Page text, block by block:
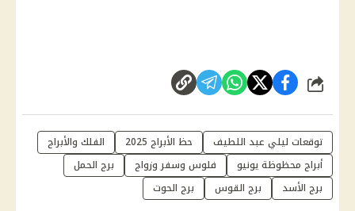
شارك
توقعات ليلي عبد اللطيف حظ الأبراج 2025
الفلك والأبراج
أبراج محظوظة يونيو
فلوس وسفر وزواج
برج الحمل
برج الأسد
برج القوس برج الحوت